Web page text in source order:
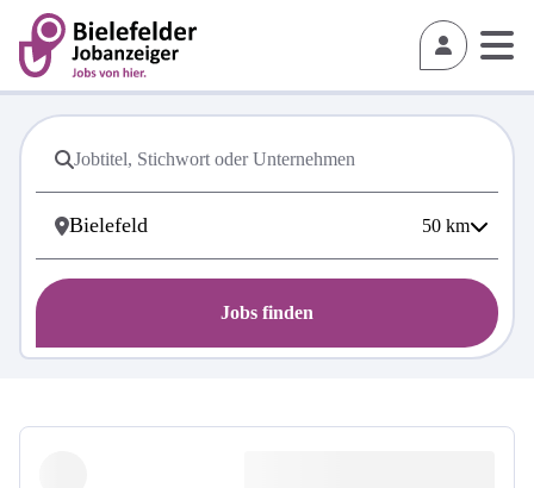
50 km
Jobs finden